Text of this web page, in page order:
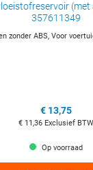
357611349
zonder ABS, Voor
€ 13,75
€ 11,36 Exclusief BTW
Op voorraad